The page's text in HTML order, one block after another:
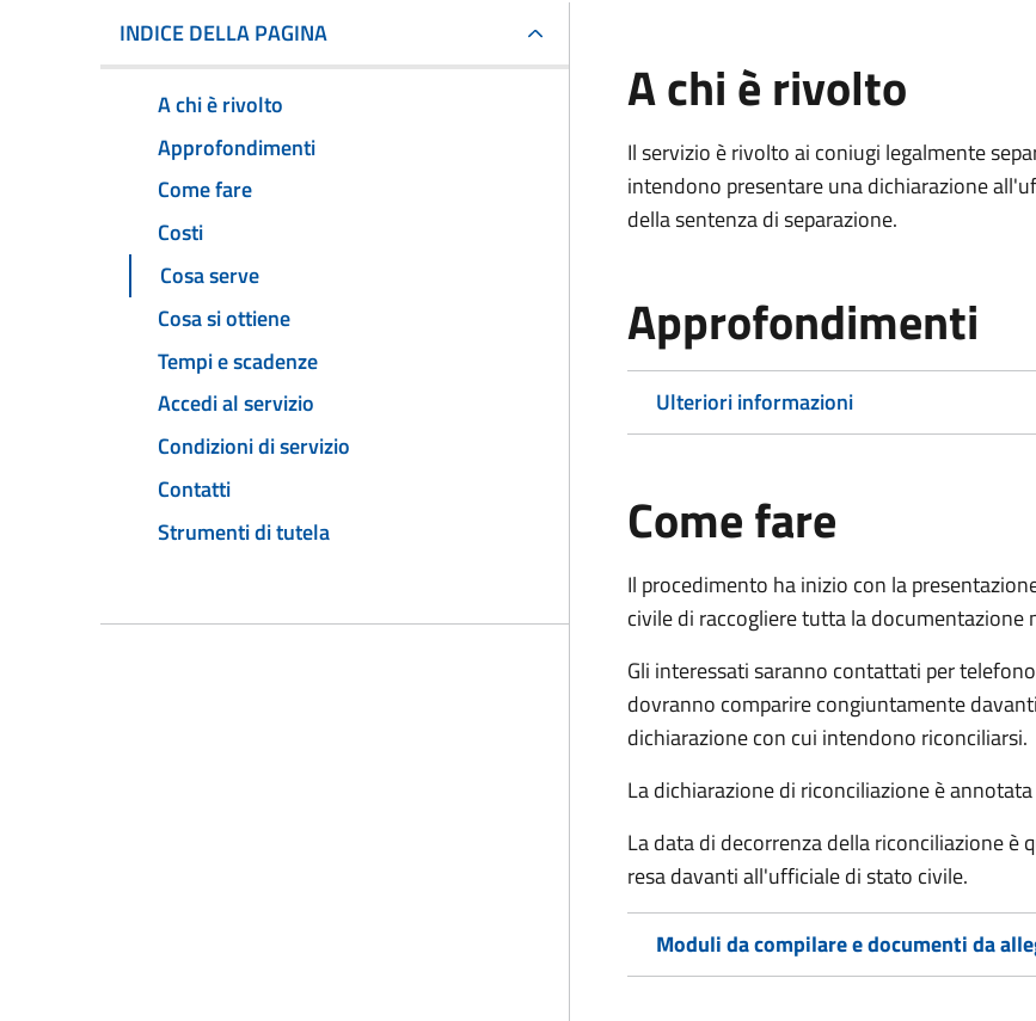
INDICE DELLA PAGINA
A chi è rivolto
Approfondimenti
Come fare
Costi
Cosa serve
Cosa si ottiene
Tempi e scadenze
Accedi al servizio
Condizioni di servizio
Contatti
Strumenti di tutela
A chi è rivolto
Il servizio è rivolto ai coniugi legalmente
intendono presentare una dichiarazione
della sentenza di separazione.
Approfondimenti
Ulteriori informazioni
Come fare
Il procedimento ha inizio con la
civile di raccogliere tutta la documentazione
Gli interessati saranno contattati per
dovranno comparire congiuntamente
dichiarazione con cui intendono riconciliarsi.
La dichiarazione di riconciliazione è
La data di decorrenza della riconciliazione è
resa davanti all'ufficiale di stato civile.
Moduli da compilare e documenti da